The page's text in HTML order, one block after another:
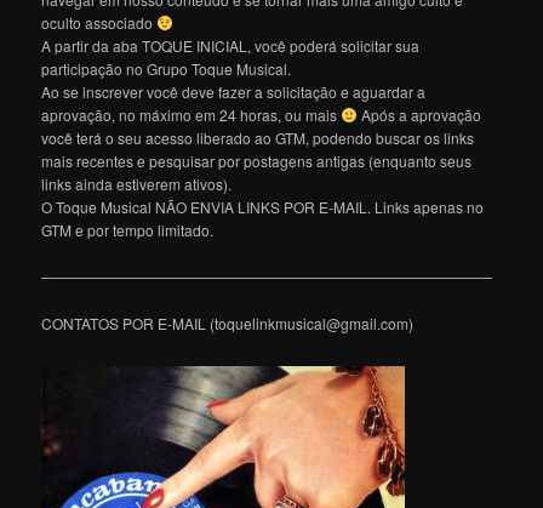
oculto associado
A partir da aba TOQUE INICIAL, você poderá solicitar sua
participação no Grupo Toque Musical.
Ao se inscrever você deve fazer a solicitação e aguardar a
aprovação, no máximo em 24 horas, ou mais
Após a aprovação
você terá o seu acesso liberado ao GTM, podendo buscar os links
mais recentes e pesquisar por postagens antigas (enquanto seus
links ainda estiverem ativos).
O Toque Musical NÃO ENVIA LINKS POR E-MAIL. Links apenas no
GTM e por tempo limitado.
———————————————————————————————
CONTATOS POR E-MAIL (toquelinkmusical@gmail.com)